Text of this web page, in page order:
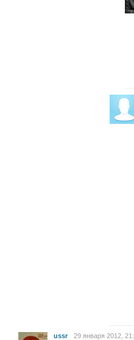
ussr
29 января 2012,